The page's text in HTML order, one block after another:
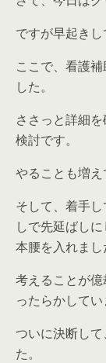
ですが早起き
ここで、看護
した。
ささっと詳細
検討です。
やることも増
そして、着手
しで先延ばし
本腰を入れまし
考えることが
ったらかしてい
ついに決断し
た。